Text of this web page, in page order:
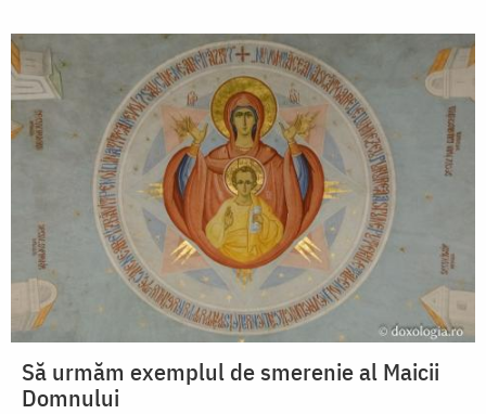
Să urmăm exemplul de smerenie al Maicii
Domnului